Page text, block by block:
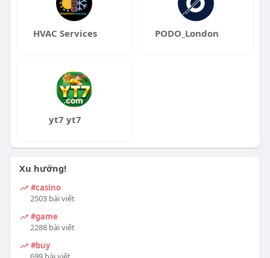
HVAC Services PODO_London
yt7 yt7
Xu hướng!
#casino
2503 bài viết
#game
2288 bài viết
#buy